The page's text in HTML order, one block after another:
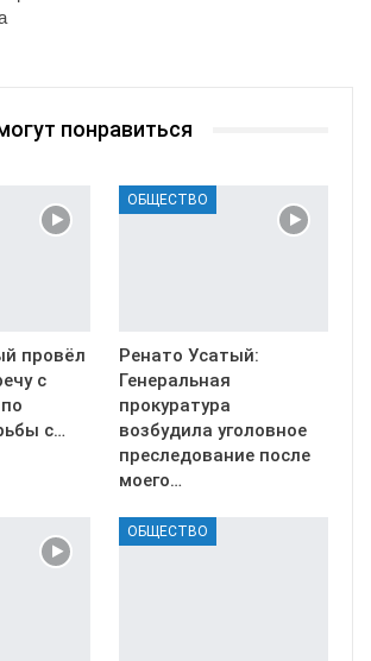
понравиться
провёл
с
с…
ОБЩЕСТВО
Ренато Усатый:
Генеральная
прокуратура
возбудила уголовное
преследование после
моего…
ОБЩЕСТВО